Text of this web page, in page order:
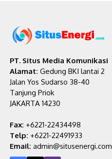
PT. Situs Media Komunikasi
Alamat: Gedung BKI lantai 2
Jalan Yos Sudarso 38-40
Tanjung Priok
JAKARTA 14230
Fax: +6221-22434498
Telp: +6221-22491933
Email: admin@situsenergi.com